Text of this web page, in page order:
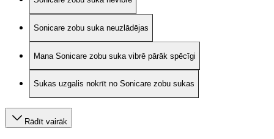
Sonicare zobu suka neuzlādējas
Mana Sonicare zobu suka vibrē pārāk spēcīgi
Sukas uzgalis nokrīt no Sonicare zobu sukas
Rādīt vairāk